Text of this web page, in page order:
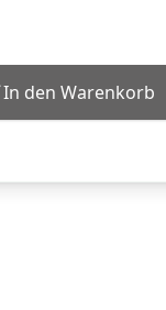
In den Warenkorb